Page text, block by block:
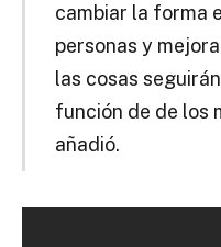
cambiar la forma
personas y
las cosas
función de de los
añadió.